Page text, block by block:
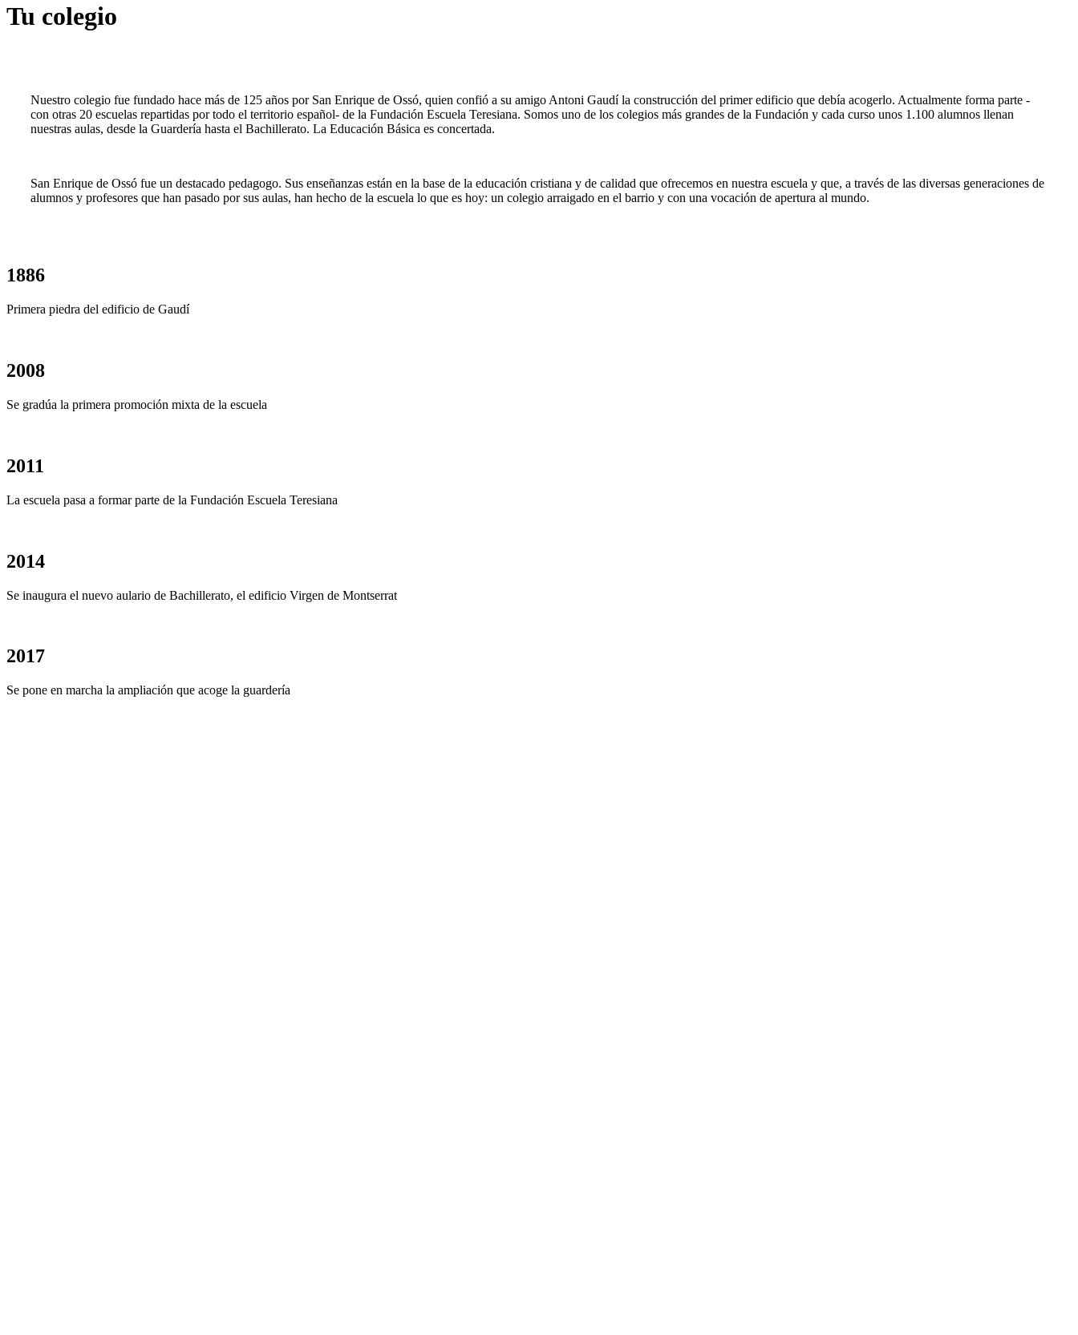
Tu colegio
Nuestro colegio fue fundado hace más de 125 años por San Enrique de Ossó, quien confió a su amigo Antoni Gaudí la construcción del primer edificio que debía acogerlo. Actualmente forma parte -
con otras 20 escuelas repartidas por todo el territorio español- de la Fundación Escuela Teresiana. Somos uno de los colegios más grandes de la Fundación y cada curso unos 1.100 alumnos llenan
nuestras aulas, desde la Guardería hasta el Bachillerato. La Educación Básica es concertada.
San Enrique de Ossó fue un destacado pedagogo. Sus enseñanzas están en la base de la educación cristiana y de calidad que ofrecemos en nuestra escuela y que, a través de las diversas generaciones de
alumnos y profesores que han pasado por sus aulas, han hecho de la escuela lo que es hoy: un colegio arraigado en el barrio y con una vocación de apertura al mundo.
1886
Primera piedra del edificio de Gaudí
2008
Se gradúa la primera promoción mixta de la escuela
2011
La escuela pasa a formar parte de la Fundación Escuela Teresiana
2014
Se inaugura el nuevo aulario de Bachillerato, el edificio Virgen de Montserrat
2017
Se pone en marcha la ampliación que acoge la guardería